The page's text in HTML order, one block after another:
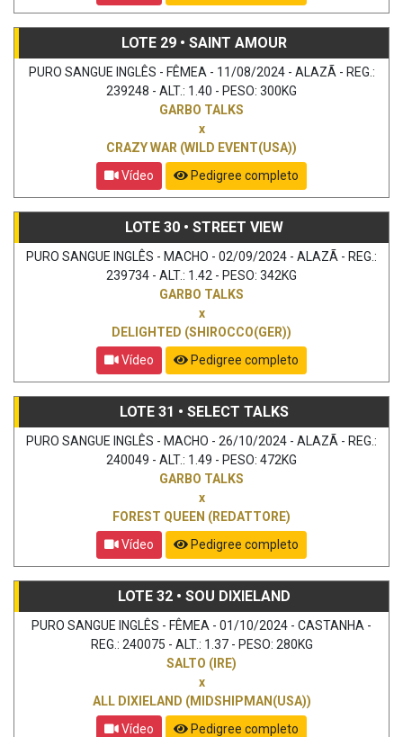
LOTE 29 • SAINT AMOUR
PURO SANGUE INGLÊS - FÊMEA - 11/08/2024 - ALAZÃ - REG.:
239248 - ALT.: 1.40 - PESO: 300KG
GARBO TALKS
x
CRAZY WAR (WILD EVENT(USA))
Vídeo
Pedigree completo
LOTE 30 • STREET VIEW
PURO SANGUE INGLÊS - MACHO - 02/09/2024 - ALAZÃ - REG.:
239734 - ALT.: 1.42 - PESO: 342KG
GARBO TALKS
x
DELIGHTED (SHIROCCO(GER))
Vídeo
Pedigree completo
LOTE 31 • SELECT TALKS
PURO SANGUE INGLÊS - MACHO - 26/10/2024 - ALAZÃ - REG.:
240049 - ALT.: 1.49 - PESO: 472KG
GARBO TALKS
x
FOREST QUEEN (REDATTORE)
Vídeo
Pedigree completo
LOTE 32 • SOU DIXIELAND
PURO SANGUE INGLÊS - FÊMEA - 01/10/2024 - CASTANHA -
REG.: 240075 - ALT.: 1.37 - PESO: 280KG
SALTO (IRE)
x
ALL DIXIELAND (MIDSHIPMAN(USA))
Vídeo
Pedigree completo